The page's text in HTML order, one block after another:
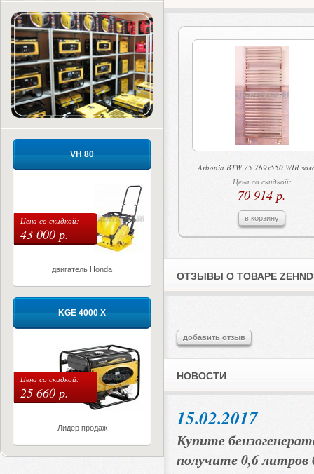
VH 80
Цена со скидкой:
43 000 р.
двигатель Honda
KGE 4000 X
Цена со скидкой:
25 660 р.
Лидер продаж
Arbonia BTW 75 769x550 WIR
Цена со скидкой:
70 914 р.
в корзину
ОТЗЫВЫ О ТОВАРЕ
добавить отзыв
НОВОСТИ
15.02.2017
Купите
получите 0,6